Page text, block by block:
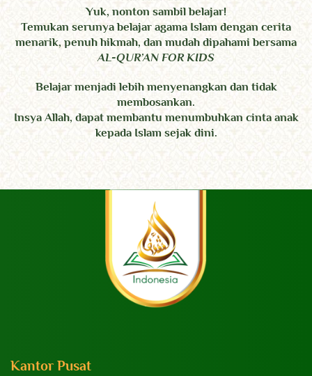
Yuk, nonton sambil belajar!
Temukan serunya belajar agama Islam dengan cerita
menarik, penuh hikmah, dan mudah dipahami bersama
AL-QUR’AN FOR KIDS
Belajar menjadi lebih menyenangkan dan tidak
membosankan.
Insya Allah, dapat membantu menumbuhkan cinta anak
kepada Islam sejak dini.
Kantor Pusat